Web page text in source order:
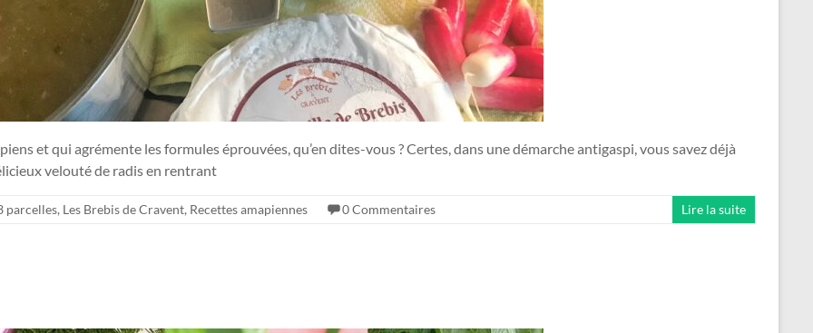
et qui agrémente les formules éprouvées, qu’en dites-vous ? Certes, dans une démarche antigaspi, vous savez déjà
velouté de radis en rentrant
parcelles, Les Brebis de Cravent, Recettes amapiennes 0 Commentaires Lire la suite